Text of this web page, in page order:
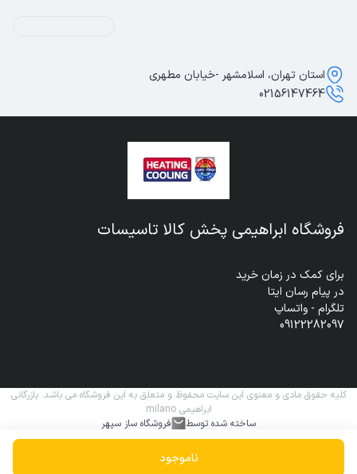
ناموجود
فروشگاه ابراهیمی پخش کالا تاسیسات
09122282097
استان تهران، اسلامشهر -خیابان مطهری
02156147464
کلیه حقوق مادی و معنوی این سایت محفوظ و متعلق به این فروشگاه می باشد. بازرگانی
ابراهیمی milano
ساخته شده توسط
فروشگاه ساز سپهر